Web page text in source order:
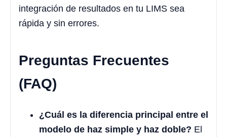
integración de resultados en tu LIMS sea
rápida y sin errores.
Preguntas Frecuentes
(FAQ)
¿Cuál es la diferencia principal entre el
modelo de haz simple y haz doble? El